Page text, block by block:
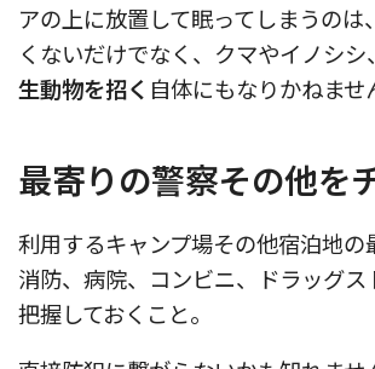
アの上に放置して眠ってしまうのは
くないだけでなく、クマやイノシシ
生動物を招く 自体にもなりかねませ
最寄りの警察その他を
利用するキャンプ場その他宿泊地の
消防、病院、コンビニ、ドラッグス
把握しておくこと。